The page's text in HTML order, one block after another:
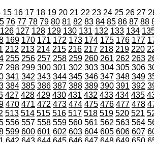
15 16 17 18 19 20 21 22 23 24 25 26 27
76 77 78 79 80 81 82 83 84 85 86 87 88
126 127 128 129 130 131 132 133 134
169 170 171 172 173 174 175 176 177
212 213 214 215 216 217 218 219 220
255 256 257 258 259 260 261 262 263
298 299 300 301 302 303 304 305 306
341 342 343 344 345 346 347 348 349
384 385 386 387 388 389 390 391 392
427 428 429 430 431 432 433 434 435
470 471 472 473 474 475 476 477 478
513 514 515 516 517 518 519 520 521
556 557 558 559 560 561 562 563 564
599 600 601 602 603 604 605 606 607